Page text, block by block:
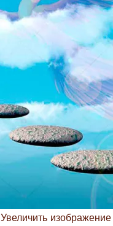
Увеличить изображение